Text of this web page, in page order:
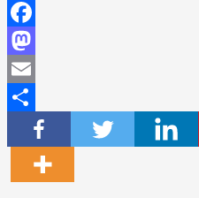
Facebook
Mastodon
Email
Share